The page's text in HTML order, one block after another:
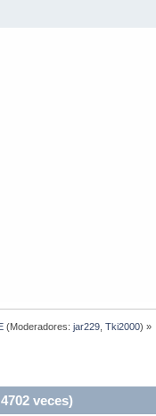
(Moderadores: jar229, Tki2000) »
veces)